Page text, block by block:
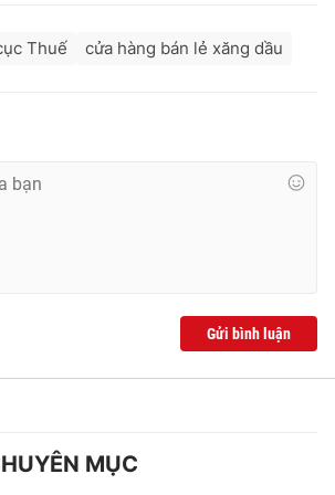
Thuế cửa hàng bán lẻ xăng dầu
Gửi bình luận
MỤC